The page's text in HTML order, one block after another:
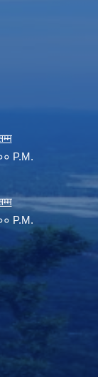
P.M.
P.M.